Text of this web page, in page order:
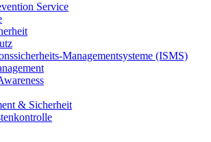
Service
Managementsysteme (ISMS)
& Sicherheit